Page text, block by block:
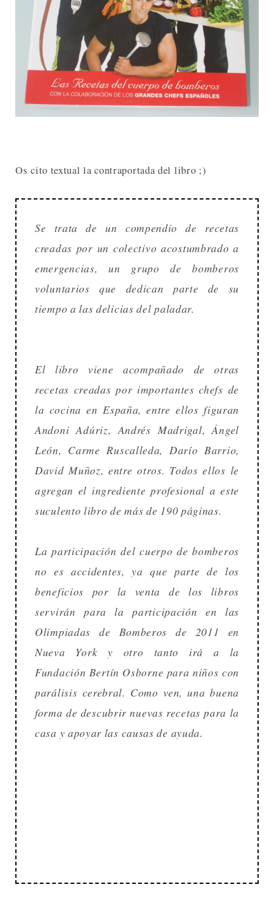
Os cito textual la contraportada del libro ;)
Se trata de un compendio de recetas
creadas por un colectivo acostumbrado a
emergencias, un grupo de bomberos
voluntarios que dedican parte de su
tiempo a las delicias del paladar.
El libro viene acompañado de otras
recetas creadas por importantes chefs de
la cocina en España, entre ellos figuran
Andoni Adúriz, Andrés Madrigal, Ángel
León, Carme Ruscalleda, Darío Barrio,
David Muñoz, entre otros. Todos ellos le
agregan el ingrediente profesional a este
suculento libro de más de 190 páginas.
La participación del cuerpo de bomberos
no es accidentes, ya que parte de los
beneficios por la venta de los libros
servirán para la participación en las
Olimpiadas de Bomberos de 2011 en
Nueva York y otro tanto irá a la
Fundación Bertín Osborne para niños con
parálisis cerebral. Como ven, una buena
forma de descubrir nuevas recetas para la
casa y apoyar las causas de ayuda.